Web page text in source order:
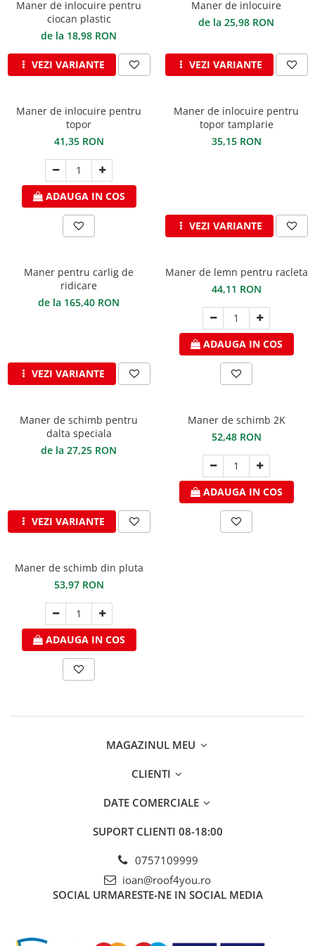
Clesti inchidere in streasina
Clesti jgheaburi si burlane
Clesti mari
Clesti blocatori
Clesti inchidere capace atic
Clesti speciali
Clesti de dulgherie
Accesorii clesti
Ciocane
Ciocane cu cap din plastic
Ciocane cu cap din cauciuc
Ciocane cu cap din lemn
Ciocane fara recul
Trasatoare
Dispozitiv de indoit
Prisme
Expandoare
Nicovale
Accesorii
BUSCHMANN
FREUND
FALZSID
Ferestre de mansarda
Accesorii invelitori si fatade
Cleme fixe si mobile
Ornamente invelitori
Folii de difuzie
Parafrunzare
Suporti panouri fotovoltaice
Elemente de dilatare
Suruburi si cuie
Lucru pe acoperis
Trepte de acces
Lucru pe acoperis
Maner de inlocuire pentru
ciocan plastic
de la 18,98 RON
VEZI VARIANTE
Maner de inlocuire
de la 25,98 RON
VEZI VARIANTE
Maner de inlocuire pentru
topor
41,35 RON
ADAUGA IN COS
Maner de inlocuire pentru
topor tamplarie
35,15 RON
VEZI VARIANTE
Maner pentru carlig de
ridicare
de la 165,40 RON
VEZI VARIANTE
Maner de lemn pentru racleta
44,11 RON
ADAUGA IN COS
Maner de schimb pentru
dalta speciala
de la 27,25 RON
VEZI VARIANTE
Maner de schimb 2K
52,48 RON
ADAUGA IN COS
Maner de schimb din pluta
53,97 RON
ADAUGA IN COS
MAGAZINUL MEU
CLIENTI
DATE COMERCIALE
SUPORT CLIENTI 08-18:00
0757109999
ioan@roof4you.ro
SOCIAL URMARESTE-NE IN SOCIAL MEDIA